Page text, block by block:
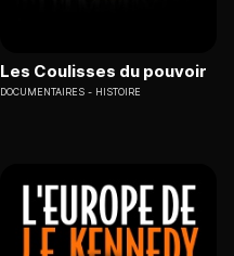
Les Coulisses du pouvoir
DOCUMENTAIRES HISTOIRE